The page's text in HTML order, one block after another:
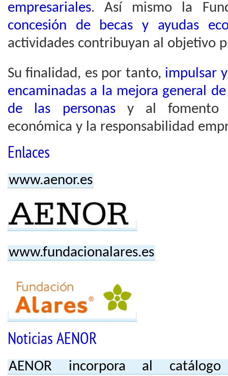
empresariales. Así mismo la
concesión de becas y ayudas
actividades contribuyan al objetivo
Su finalidad, es por tanto, impulsar
encaminadas a la mejora general
de las personasy al fomento
económica y la responsabilidad
Enlaces
www.aenor.es
www.fundacionalares.es
Noticias AENOR
AENOR incorpora al